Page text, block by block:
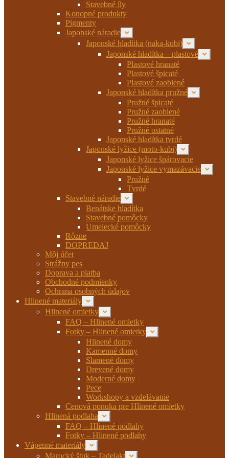
Stavebné íly
Konopné produkty
Pigmenty
Japonské náradie Rozbaliť
podradené
menu
Japonské hladítka (naka-kubi) Rozbaliť
podradené
menu
Japonské hladítka – plastové Rozbaliť
Plastové hranaté
Plastové špicaté
Plastové zaoblené
Japonské hladítka pružné Rozbaliť
podradené
Pružné špicaté
Pružné zaoblené
Pružné hranaté
Pružné ostatné
Japonské hladítka tvrdé
Japonské lyžice (moto-kubi) Rozbaliť
podradené
menu
Japonské lyžice špárovacie
Japonské lyžice vymazávacie Rozbaliť
Pružné
Tvrdé
Stavebné náradie Rozbaliť
podradené
menu
Benátske hladítka
Stavebné pomôcky
Umelecké pomôcky
Rôzne
DOPREDAJ
Môj účet
Strážny pes
Doprava a platba
Obchodné podmienky
Ochrana osobných údajov
Hlinené materiály Rozbaliť
podradené
menu
Hlinené omietky Rozbaliť
podradené
menu
FAQ – Hlinené omietky
Fotky – Hlinené omietky Rozbaliť
podradené
Hlinené domy
Kamenné domy
Slamené domy
Drevené domy
Moderné domy
Pece
Workshopy a vzdelávanie
Cenová ponuka pre Hlinené omietky
Hlinená podlaha Rozbaliť
podradené
menu
FAQ – Hlinené podlahy
Fotky – Hlinené podlahy
Vápenné materiály Rozbaliť
podradené
Marocký štuk – Tadelakt Rozbaliť